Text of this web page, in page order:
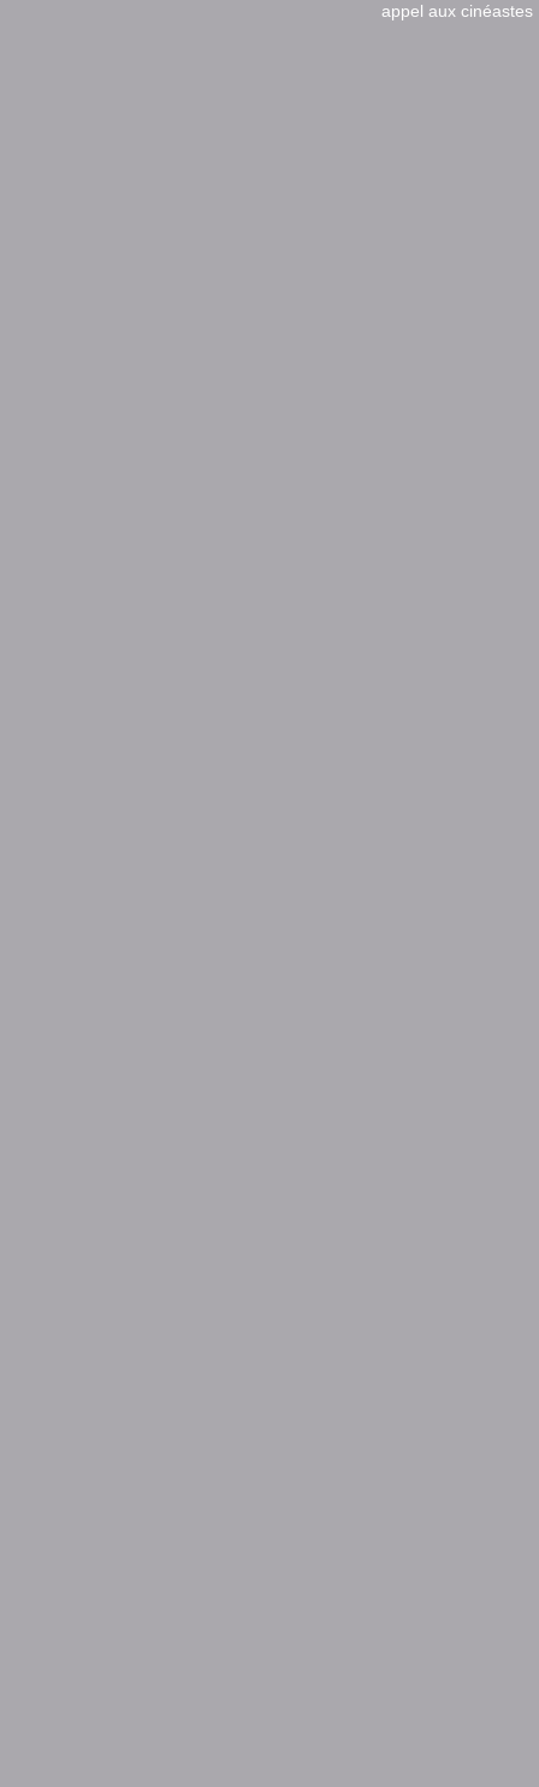
appel aux cinéastes